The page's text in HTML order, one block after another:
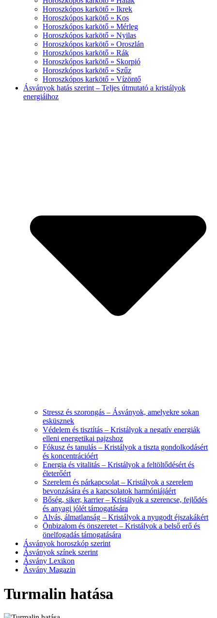
Horoszkópos karkötő » Ikrek
Horoszkópos karkötő » Kos
Horoszkópos karkötő » Mérleg
Horoszkópos karkötő » Nyilas
Horoszkópos karkötő » Oroszlán
Horoszkópos karkötő » Rák
Horoszkópos karkötő » Skorpió
Horoszkópos karkötő » Szűz
Horoszkópos karkötő » Vízöntő
Ásványok hatás szerint – Teljes útmutató a kristályok
energiáihoz
Stressz és szorongás – Ásványok, amelyekre sokan
esküsznek
Védelem és tisztítás – Kristályok a negatív energiák
elleni energetikai pajzshoz
Fókusz és tanulás – Kristályok a tiszta gondolkodásért
és koncentrációért
Energia és vitalitás – Kristályok a feltöltődésért és
életerőért
Szerelem és párkapcsolat – Kristályok a szerelem
bevonzására és a kapcsolatok harmóniájáért
Bőség, siker, karrier – Kristályok a szerencse, fejlődés
és anyagi jólét támogatására
Alvás, álmatlanság – Kristályok a nyugodt éjszakákért
Önbizalom és önszeretet – Kristályok a belső erő és
önelfogadás támogatására
Ásványok horoszkóp szerint
Ásványok színek szerint
Ásvány Lexikon
Ásvány Magazin
Turmalin hatása